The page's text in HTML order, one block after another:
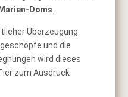
Doms
Überzeugung
und die
wird dieses
zum Ausdruck